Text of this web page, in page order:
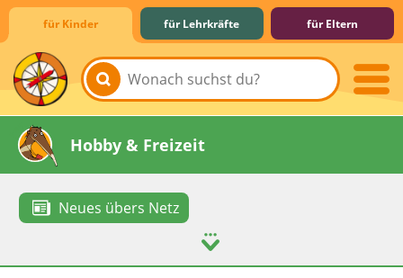
für Kinder für Lehrkräfte für Eltern
Lernen & Schule
Hobby & Freizeit
Neues übers Netz